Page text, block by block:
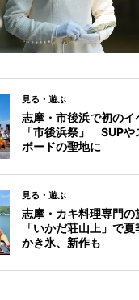
見る・遊ぶ
志摩・市後浜で初のイ
「市後浜祭」 SUPや
ボードの聖地に
見る・遊ぶ
志摩・カキ料理専門の
「いかだ荘山上」で夏
かき氷、新作も